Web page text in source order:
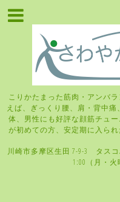
こりかたまった筋肉・アンバ
えば、ぎっくり腰、肩・背中
体、男性にも好評な顔筋チュ
が初めての方、安定期に入ら
川崎市多摩区生田 7-9-3 タス
1:00（月・